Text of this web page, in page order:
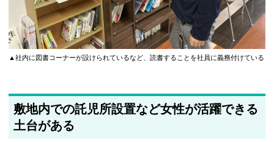
▲社内に図書コーナーが設けられているなど、読書することを社員に義務付けている
敷地内での託児所設置など女性が活躍できる
土台がある